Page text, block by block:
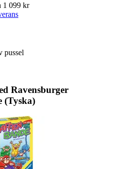
1 099 kr
pussel
Ravensburger
(Tyska)